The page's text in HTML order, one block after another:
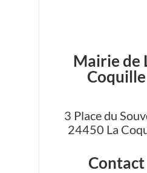
Mairie de
Coquille
3 Place du
24450 La
Contact